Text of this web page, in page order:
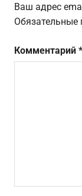
Ваш адрес
Обязательные
Комментарий *